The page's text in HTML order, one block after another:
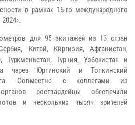
в рамках 15-го международного
для 95 экипажей из 13 стран
Китай, Киргизия, Афганистан,
Турция, Узбекистан и
через Юргинский и Топкинский
Совместно с коллегами из
росгвардейцы обеспечили
и нескольких тысяч зрителей